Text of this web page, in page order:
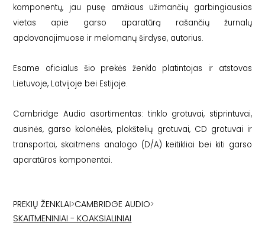
komponentų, jau pusę amžiaus užimančių garbingiausias
vietas apie garso aparatūrą rašančių žurnalų
apdovanojimuose ir melomanų širdyse, autorius.
Esame oficialus šio prekės ženklo platintojas ir atstovas
Lietuvoje, Latvijoje bei Estijoje.
Cambridge Audio asortimentas: tinklo grotuvai, stiprintuvai,
ausinės, garso kolonėlės, plokštelių grotuvai, CD grotuvai ir
transportai, skaitmens analogo (D/A) keitikliai bei kiti garso
aparatūros komponentai.
PREKIŲ ŽENKLAI>CAMBRIDGE AUDIO>
SKAITMENINIAI - KOAKSIALINIAI